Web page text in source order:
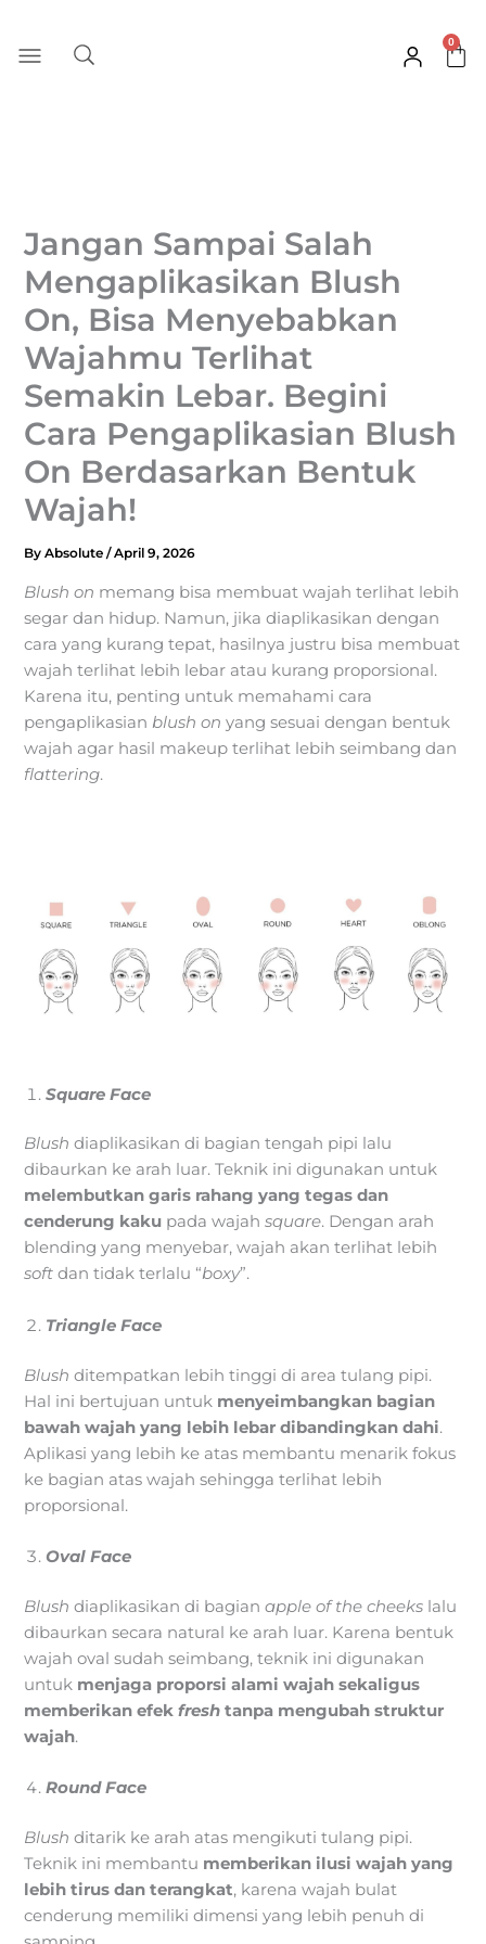
content
0
Jangan Sampai Salah
Mengaplikasikan Blush
On, Bisa Menyebabkan
Wajahmu Terlihat
Semakin Lebar. Begini
Cara Pengaplikasian Blush
On Berdasarkan Bentuk
Wajah!
ByAbsolute/April 9, 2026
Blush on memang bisa membuat wajah terlihat lebih
segar dan hidup. Namun, jika diaplikasikan dengan
cara yang kurang tepat, hasilnya justru bisa membuat
wajah terlihat lebih lebar atau kurang proporsional.
Karena itu, penting untuk memahami cara
pengaplikasianblush on yang sesuai dengan bentuk
wajah agar hasil makeup terlihat lebih seimbang dan
flattering.
Square Face
Blushdiaplikasikan di bagian tengah pipi lalu
dibaurkan ke arah luar. Teknik ini digunakan untuk
melembutkan garis rahang yang tegas dan
cenderung kaku pada wajahsquare. Dengan arah
blending yang menyebar, wajah akan terlihat lebih
softdan tidak terlalu “boxy”.
Triangle Face
Blushditempatkan lebih tinggi di area tulang pipi.
Hal ini bertujuan untuk menyeimbangkan bagian
bawah wajah yang lebih lebar dibandingkan dahi.
Aplikasi yang lebih ke atas membantu menarik fokus
ke bagian atas wajah sehingga terlihat lebih
proporsional.
Oval Face
Blush diaplikasikan di bagianapple of the cheeks lalu
dibaurkan secara natural ke arah luar. Karena bentuk
wajah oval sudah seimbang, teknik ini digunakan
untuk menjaga proporsi alami wajah sekaligus
memberikan efekfreshtanpa mengubah struktur
wajah.
Round Face
Blush ditarik ke arah atas mengikuti tulang pipi.
Teknik ini membantu memberikan ilusi wajah yang
lebih tirus dan terangkat, karena wajah bulat
cenderung memiliki dimensi yang lebih penuh di